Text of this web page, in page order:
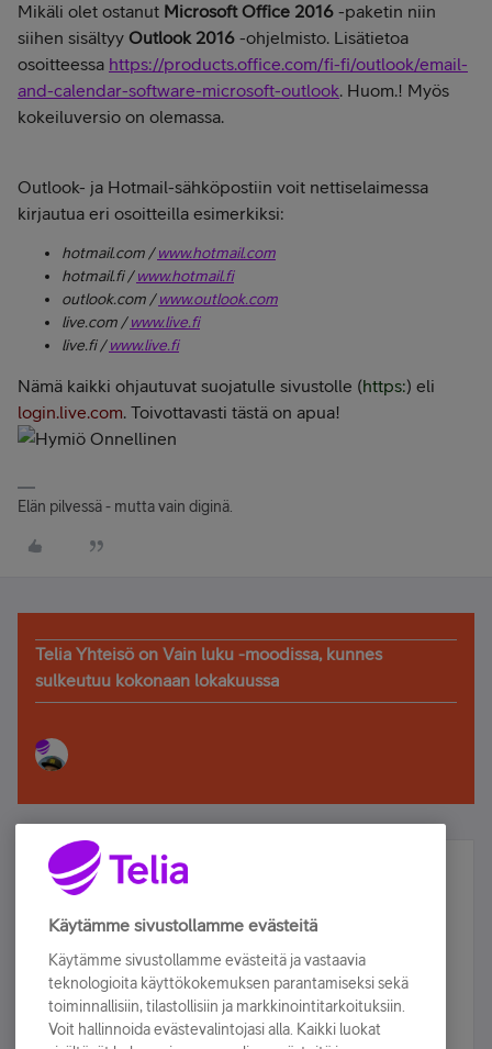
Mikäli olet ostanut Microsoft Office 2016 -paketin niin
siihen sisältyy Outlook 2016 -ohjelmisto. Lisätietoa
osoitteessa https://products.office.com/fi-fi/outlook/email-
and-calendar-software-microsoft-outlook. Huom.! Myös
kokeiluversio on olemassa.
Outlook- ja Hotmail-sähköpostiin voit nettiselaimessa
kirjautua eri osoitteilla esimerkiksi:
hotmail.com /www.hotmail.com
hotmail.fi /www.hotmail.fi
outlook.com /www.outlook.com
live.com /www.live.fi
live.fi /www.live.fi
Nämä kaikki ohjautuvat suojatulle sivustolle (https:) eli
login.live.com. Toivottavasti tästä on apua!
Elän pilvessä - mutta vain diginä.
Telia Yhteisö on Vain luku -moodissa, kunnes
sulkeutuu kokonaan lokakuussa
Älä jää paitsi – osallistu ja voita!
Tilaa Telian uutiskirje ja olet mukana arvonnassa.
sähköpostiisi.
Tilaa nyt
Käytämme sivustollamme evästeitä
Käytämme sivustollamme evästeitä ja vastaavia
teknologioita käyttökokemuksen parantamiseksi sekä
toiminnallisiin, tilastollisiin ja markkinointitarkoituksiin.
Voit hallinnoida evästevalintojasi alla. Kaikki luokat